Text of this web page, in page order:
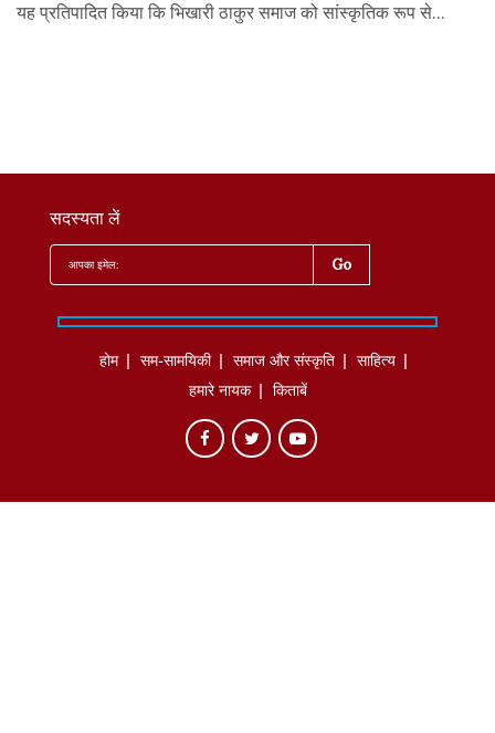
यह प्रतिपादित किया कि भिखारी ठाकुर समाज को सांस्कृतिक रूप से...
सदस्यता लें
होम सम-सामयिकी समाज और संस्कृति
साहित्‍य
हमारे नायक
किताबें